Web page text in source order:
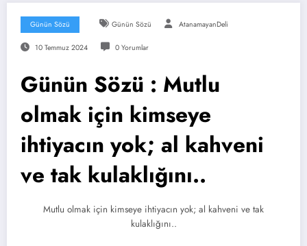
Günün Sözü Günün Sözü AtanamayanDeli
10 Temmuz 2024 0 Yorumlar
Günün Sözü : Mutlu
olmak için kimseye
ihtiyacın yok; al kahveni
ve tak kulaklığını..
Mutlu olmak için kimseye ihtiyacın yok; al kahveni ve tak
kulaklığını..